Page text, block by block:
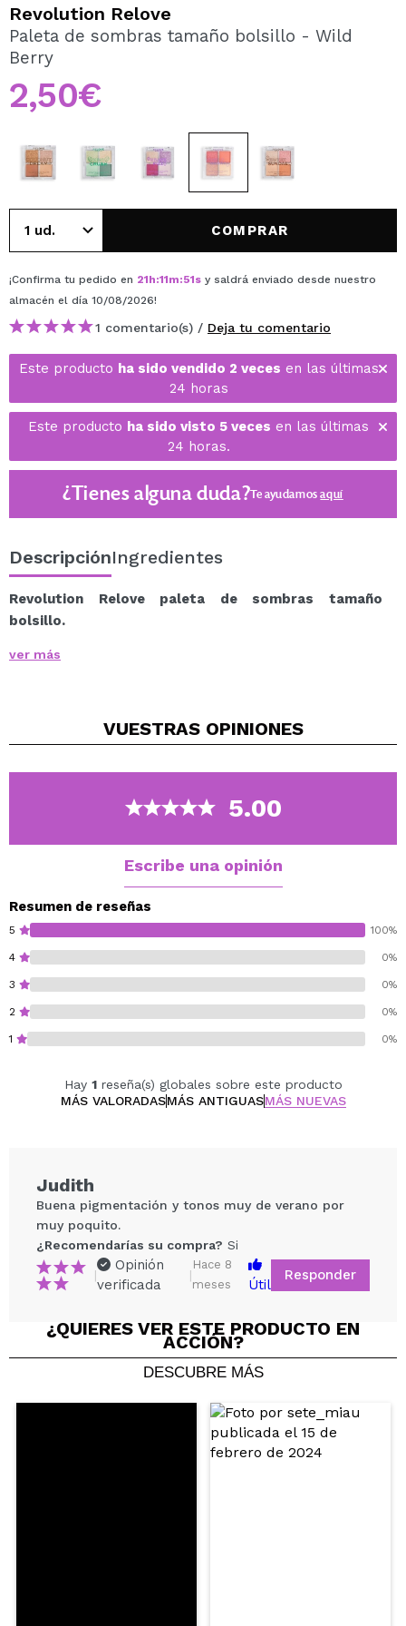
Al crear una cuenta en Maquillalia.com podrás realizar
tus compras rápidamente, revisar el estado de tus
CREAR CUENTA
Revolution Relove
Paleta de sombras tamaño bolsillo - Wild
Berry
2,50€
COMPRAR
¡Confirma tu pedido en 21h:11m:51s y saldrá enviado desde nuestro
almacén el día 10/08/2026!
1 comentario(s) / Deja tu comentario
Este producto ha sido vendido 2 veces en las últimas
24 horas
Este producto ha sido visto 5 veces en las últimas
24 horas.
¿Tienes alguna duda?Te ayudamosaquí
DescripciónIngredientes
Revolution Relove paleta de sombras tamaño
bolsillo.
perfecta para looks bonitos y juguetones.
Cada paleta cuádruple contiene una mezcla de
todas ellas reunidas en un formato fácil de usar para
conseguir el toque de color perfecto.
Llévelas en tu neceser e incluso tu bolsillo y
Cruelty free.
Vegan.
ver más
VUESTRAS OPINIONES
5.00
Escribe una opinión
Resumen de reseñas
5 100%
4 0%
3 0%
2 0%
1 0%
Hay 1reseña(s) globales sobre este producto
MÁS VALORADASMÁS ANTIGUASMÁS NUEVAS
Compartir un vídeo o una foto
Tu vídeo podría ser el primero. Imagínatelo...
¿Recomendarías su compra? Si No
5/5
Judith
Buena pigmentación y tonos muy de verano por
muy poquito.
¿Recomendarías su compra? Si
|
Opinión
verificada
|
Hace 8
meses
Útil
Responder
¿QUIERES VER ESTE PRODUCTO EN
ACCIÓN?
DESCUBRE MÁS